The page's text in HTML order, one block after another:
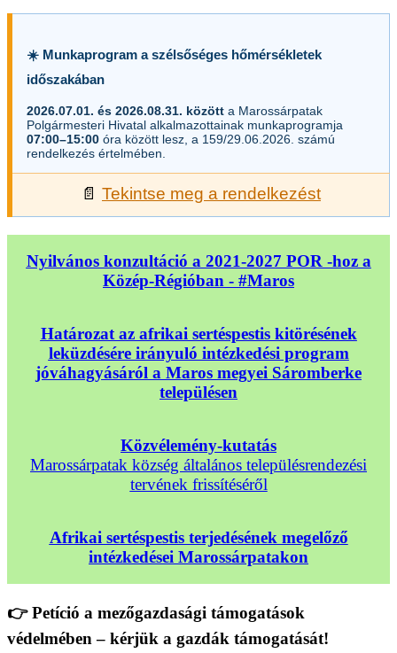
☀️ Munkaprogram a szélsőséges hőmérsékletek
időszakában
2026.07.01. és 2026.08.31. között a Marossárpatak
Polgármesteri Hivatal alkalmazottainak munkaprogramja
07:00–15:00 óra között lesz, a 159/29.06.2026. számú
rendelkezés értelmében.
📄 Tekintse meg a rendelkezést
Nyilvános konzultáció a 2021-2027 POR -hoz a
Közép-Régióban - #Maros
Határozat az afrikai sertéspestis kitörésének
leküzdésére irányuló intézkedési program
jóváhagyásáról a Maros megyei Sáromberke
településen
Közvélemény-kutatás
Marossárpatak község általános településrendezési
tervének frissítéséről
Afrikai sertéspestis terjedésének megelőző
intézkedései Marossárpatakon
👉 Petíció a mezőgazdasági támogatások
védelmében – kérjük a gazdák támogatását!